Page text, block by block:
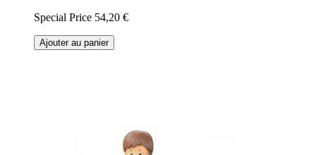
Special Price 54,20 €
Ajouter au panier